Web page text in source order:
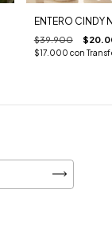
ENTERO CINDY
$39.900
$17.000 con